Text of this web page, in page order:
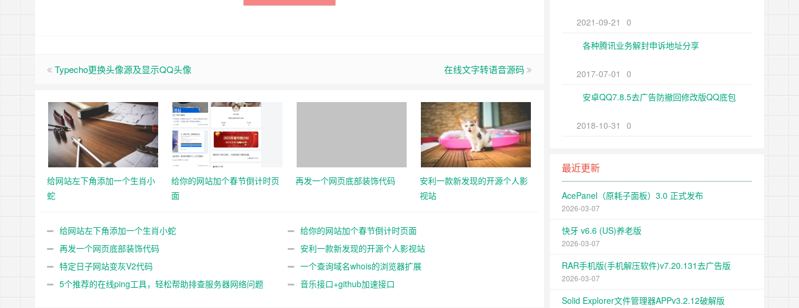
Typecho更换头像源及显示QQ头像 在线文字转语音源码
给网站左下角添加一个生肖小
蛇
给你的网站加个春节倒计时页
面
再发一个网页底部装饰代码
安利一款新发现的开源个人影
视站
给网站左下角添加一个生肖小蛇
给你的网站加个春节倒计时页面
再发一个网页底部装饰代码
安利一款新发现的开源个人影视站
特定日子网站变灰V2代码
一个查询域名whois的浏览器扩展
5个推荐的在线ping工具，轻松帮助排查服务器网络问题
音乐接口+github加速接口
2021-09-21
0
各种腾讯业务解封申诉地址分享
2017-07-01
0
安卓QQ7.8.5去广告防撤回修改版QQ底包
2018-10-31 0
最近更新
AcePanel（原耗子面板）3.0 正式发布
2026-03-07
快牙 v6.6 (US)养老版
2026-03-07
RAR手机版(手机解压软件)v7.20.131去广告版
2026-03-07
Solid Explorer文件管理器APPv3.2.12破解版